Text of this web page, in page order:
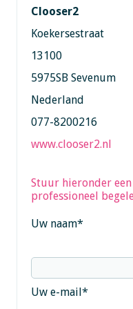
Clooser2
Koekersestraat
13100
5975SB Sevenum
Nederland
077-8200216
www.clooser2.nl
Stuur hieronder
professioneel
Uw naam*
Uw e-mail*